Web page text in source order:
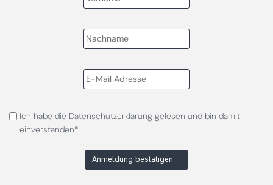
Ich habe die Datenschutzerklärunggelesen und bin damit
einverstanden*
Anmeldung bestätigen